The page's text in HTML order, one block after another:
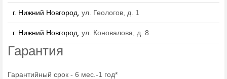
г. Нижний Новгород, ул. Геологов, д. 1
г. Нижний Новгород, ул. Коновалова, д. 8
Гарантия
Гарантийный срок - 6 мес.-1 год*